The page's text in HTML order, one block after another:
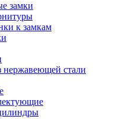
замки
к замкам
нержавеющей стали